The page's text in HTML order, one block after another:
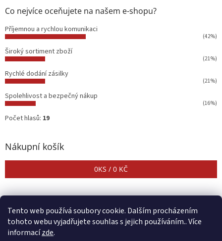
Tento web používá soubory cookie. Dalším procházením
tohoto webu vyjadřujete souhlas s jejich používáním.. Více
informacízde.
Co nejvíce oceňujete na našem e-shopu?
Příjemnou a rychlou komunikaci
(42%)
Široký sortiment zboží
(21%)
Rychlé dodání zásilky
(21%)
Spolehlivost a bezpečný nákup
(16%)
Počet hlasů: 19
Nákupní košík
0KS / 0 KČ